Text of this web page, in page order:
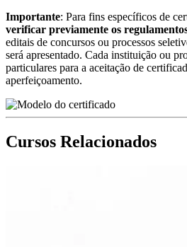
Importante: Para fins específicos de
verificar previamente os
editais de concursos ou processos
será apresentado. Cada instituição ou
particulares para a aceitação de
aperfeiçoamento.
Cursos Relacionados